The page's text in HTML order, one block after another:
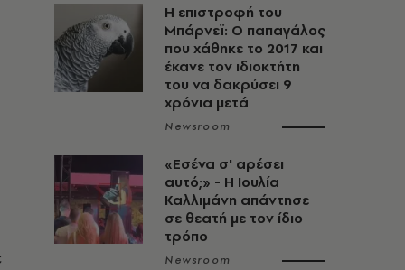
Η επιστροφή του
Μπάρνεϊ: Ο παπαγάλος
που χάθηκε το 2017 και
έκανε τον ιδιοκτήτη
του να δακρύσει 9
χρόνια μετά
Newsroom
«Εσένα σ' αρέσει
αυτό;» - Η Ιουλία
Καλλιμάνη απάντησε
σε θεατή με τον ίδιο
τρόπο
Newsroom